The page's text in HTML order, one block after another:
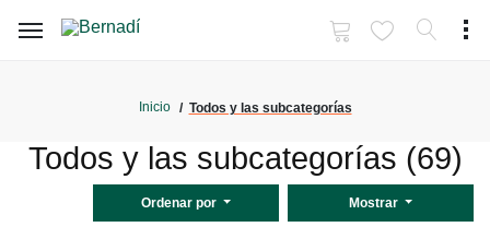
Inicio Todos y las subcategorías
Todos y las subcategorías (69)
Ordenar por Mostrar